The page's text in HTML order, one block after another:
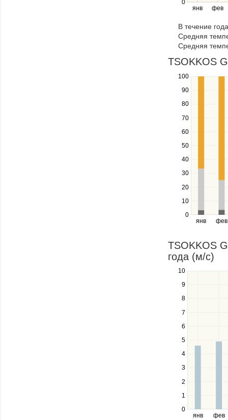
янв фев
0
keys
navigate
through
items
in
a
series.
В течение
Средняя
Средняя
TSOKKOS
янв фев
0
10
20
30
40
50
60
70
80
90
100
Use
the
and
down
to
navigate
series.
Use
the
and
right
navigate
through
items
in
TSOKKOS
года (м/c)
янв фев
0
1
2
3
4
5
6
7
8
9
10
Use
the
and
down
to
navigate
series.
Use
the
and
right